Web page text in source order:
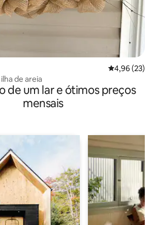
4,96 de uma
4,96 (23)
de areia
de um lar e ótimos preços
mensais